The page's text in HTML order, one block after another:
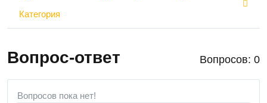
Категория
Вопрос-ответ Вопросов: 0
Вопросов пока нет!